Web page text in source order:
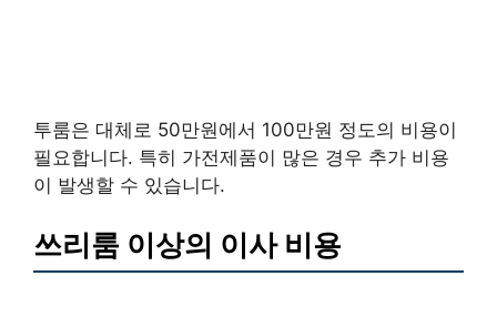
투룸은 대체로 50만원에서 100만원 정도의 비용이
필요합니다. 특히 가전제품이 많은 경우 추가 비용
이 발생할 수 있습니다.
쓰리룸 이상의 이사 비용